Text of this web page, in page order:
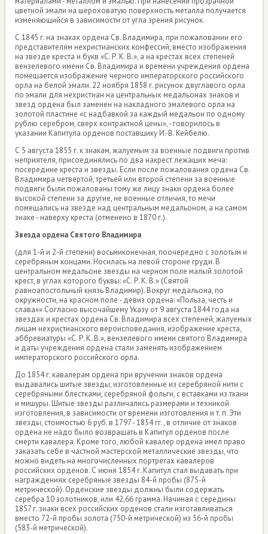
цветной эмали на шероховатую поверхность металла получается
изменяющийся в зависимости от угла зрения рисунок.
С 1845 г. на знаках ордена Св. Владимира, при пожаловании его
представителям нехристианских конфессий, вместо изображения
на звезде креста и букв «С. Р. К. В.», а на крестах всех степеней
вензелевого имени Св. Владимира и времени учреждения ордена
помещается изображение черного императорского российского
орла на белой эмали. 22 ноября 1858 г. рисунок двуглавого орла
по эмали для нехристиан на центральных медальонах знаков и
звезд ордена был заменен на накладного эмалевого орла на
золотой пластине «с надбавкой за каждый медальон по одному
рублю серебром, сверх контрактной цены», - говорилось в
указании Капитула орденов поставщику И.-В. Кейбелю.
С 5 августа 1855 г. к знакам, жалуемым за военные подвиги против
неприятеля, присоединялись по два накрест лежащих меча:
посередине креста и звезды. Если после пожалования ордена Св.
Владимира четвертой, третьей или второй степени за военные
подвиги были пожалованы тому же лицу знаки ордена более
высокой степени за другие, не военные отличия, то мечи
помещались на звезде над центральным медальоном, а на самом
знаке - наверху креста (отменено в 1870 г.).
Звезда ордена Святого Владимира
(для 1-й и 2-й степени) восьмиконечная, поочередно с золотым и
серебряным концами. Носилась на левой стороне груди. В
центральном медальоне звезды на черном поле малый золотой
крест, в углах которого буквы: «С. Р. К. В.» (Святой
равноапостольный князь Владимир). Вокруг медальона, по
окружности, на красном поле - девиз ордена: «Польза, честь и
слава»» Согласно высочайшему Указу от 9 августа 1844 года на
звездах и крестах ордена Св. Владимира всех степеней, жалуемых
лицам нехристианского вероисповедания, изображение креста,
аббревиатуры «С. Р. К. В.», вензелевого имени святого Владимира
и даты учреждения ордена стали заменять изображением
императорского российского орла.
До 1854 г. кавалерам ордена при вручении знаков ордена
выдавались шитые звезды, изготовленные из серебряной нити с
серебряными блестками, серебряной фольги, с вставками из ткани
и мишуры. Шитые звезды различались размерами и техникой
изготовления, в зависимости от времени изготовления и т. п. Эти
звезды, стоимостью 6 руб. в 1797 - 1854 гг., в отличие от знаков
ордена не надо было возвращать в Капитул орденов после
смерти кавалера. Кроме того, любой кавалер ордена имел право
заказать себе в частной мастерской металлические звезды, что
можно видеть на многочисленных портретах кавалеров
российских орденов. С июня 1854 г. Капитул стал выдавать при
награждениях серебряные звезды 84-й пробы (875-й
метрической). Орденские звезды должны были содержать
серебра 10 золотников, или 42,66 грамма. Начиная с середины
1857 г. знаки всех российских орденов стали изготавливаться
вместо 72-й пробы золота (750-й метрической) из 56-й пробы
(583-й метрической).